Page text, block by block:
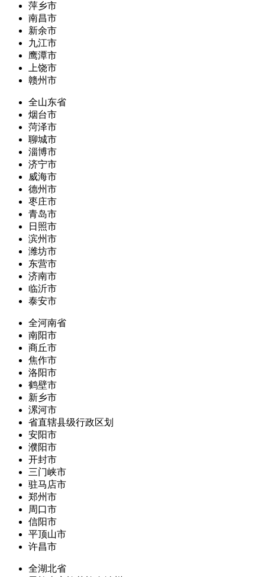
萍乡市
南昌市
新余市
九江市
鹰潭市
上饶市
赣州市
全山东省
烟台市
菏泽市
聊城市
淄博市
济宁市
威海市
德州市
枣庄市
青岛市
日照市
滨州市
潍坊市
东营市
济南市
临沂市
泰安市
全河南省
南阳市
商丘市
焦作市
洛阳市
鹤壁市
新乡市
漯河市
省直辖县级行政区划
安阳市
濮阳市
开封市
三门峡市
驻马店市
郑州市
周口市
信阳市
平顶山市
许昌市
全湖北省